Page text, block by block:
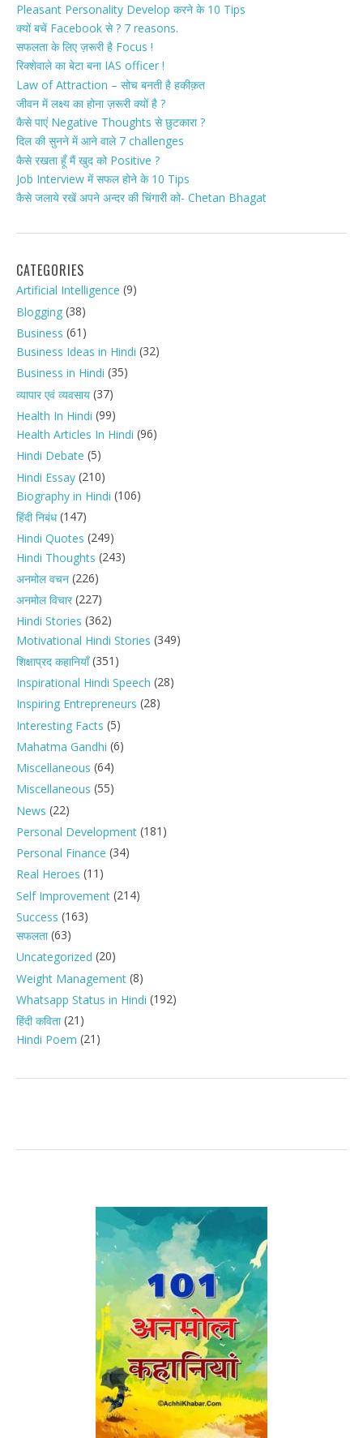
Pleasant Personality Develop करने के 10 Tips
क्यों बचें Facebook से ? 7 reasons.
सफलता के लिए ज़रूरी है Focus !
रिक्शेवाले का बेटा बना IAS officer !
Law of Attraction – सोच बनती है हकीक़त
जीवन में लक्ष्य का होना ज़रूरी क्यों है ?
कैसे पाएं Negative Thoughts से छुटकारा ?
दिल की सुनने में आने वाले 7 challenges
कैसे रखता हूँ मैं खुद को Positive ?
Job Interview में सफल होने के 10 Tips
कैसे जलाये रखें अपने अन्दर की चिंगारी को- Chetan Bhagat
CATEGORIES
Artificial Intelligence (9)
Blogging (38)
Business (61)
Business Ideas in Hindi (32)
Business in Hindi (35)
व्यापार एवं व्यवसाय (37)
Health In Hindi (99)
Health Articles In Hindi (96)
Hindi Debate (5)
Hindi Essay (210)
Biography in Hindi (106)
हिंदी निबंध(147)
Hindi Quotes (249)
Hindi Thoughts (243)
अनमोल वचन (226)
अनमोल विचार(227)
Hindi Stories (362)
Motivational Hindi Stories (349)
शिक्षाप्रद कहानियाँ(351)
Inspirational Hindi Speech (28)
Inspiring Entrepreneurs (28)
Interesting Facts (5)
Mahatma Gandhi (6)
Miscellaneous (64)
Miscellaneous (55)
News (22)
Personal Development (181)
Personal Finance (34)
Real Heroes (11)
Self Improvement (214)
Success (163)
सफलता(63)
Uncategorized (20)
Weight Management (8)
Whatsapp Status in Hindi (192)
हिंदी कविता(21)
Hindi Poem (21)